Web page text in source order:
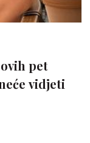
pet
vidjeti